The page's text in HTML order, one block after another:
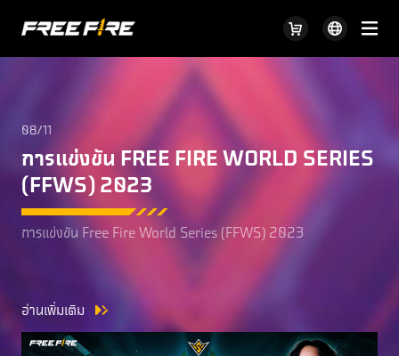
08/11
การแข่งขัน FREE FIRE WORLD SERIES
(FFWS) 2023
การแข่งขัน Free Fire World Series (FFWS) 2023
อ่านเพิ่มเติม